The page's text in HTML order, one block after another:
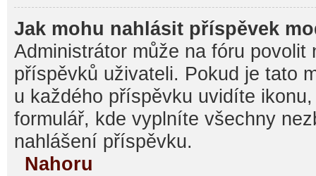
Jak mohu nahlásit příspěvek
Administrátor může na fóru povolit
příspěvků uživateli. Pokud je tato
u každého příspěvku uvidíte
formulář, kde vyplníte všechny
nahlášení příspěvku.
Nahoru